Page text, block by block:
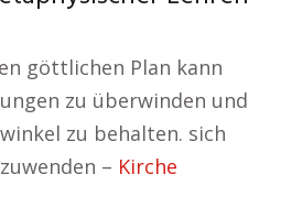
göttlichen Plan kann
zu überwinden und
zu behalten. sich
– Kirche